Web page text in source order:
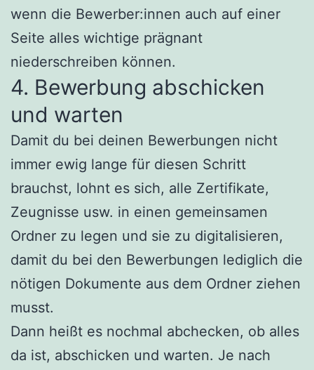
wenn die Bewerber:innen auch auf einer
Seite alles wichtige prägnant
niederschreiben können.
4. Bewerbung abschicken
und warten
Damit du bei deinen Bewerbungen nicht
immer ewig lange für diesen Schritt
brauchst, lohnt es sich, alle Zertifikate,
Zeugnisse usw. in einen gemeinsamen
Ordner zu legen und sie zu digitalisieren,
damit du bei den Bewerbungen lediglich die
nötigen Dokumente aus dem Ordner ziehen
musst.
Dann heißt es nochmal abchecken, ob alles
da ist, abschicken und warten. Je nach